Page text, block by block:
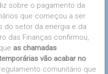
sobre o pagamento da
que começou a ser
do setor da energia e da
das Finanças confirmou,
as chamadas
vão acabar no
comunitário que